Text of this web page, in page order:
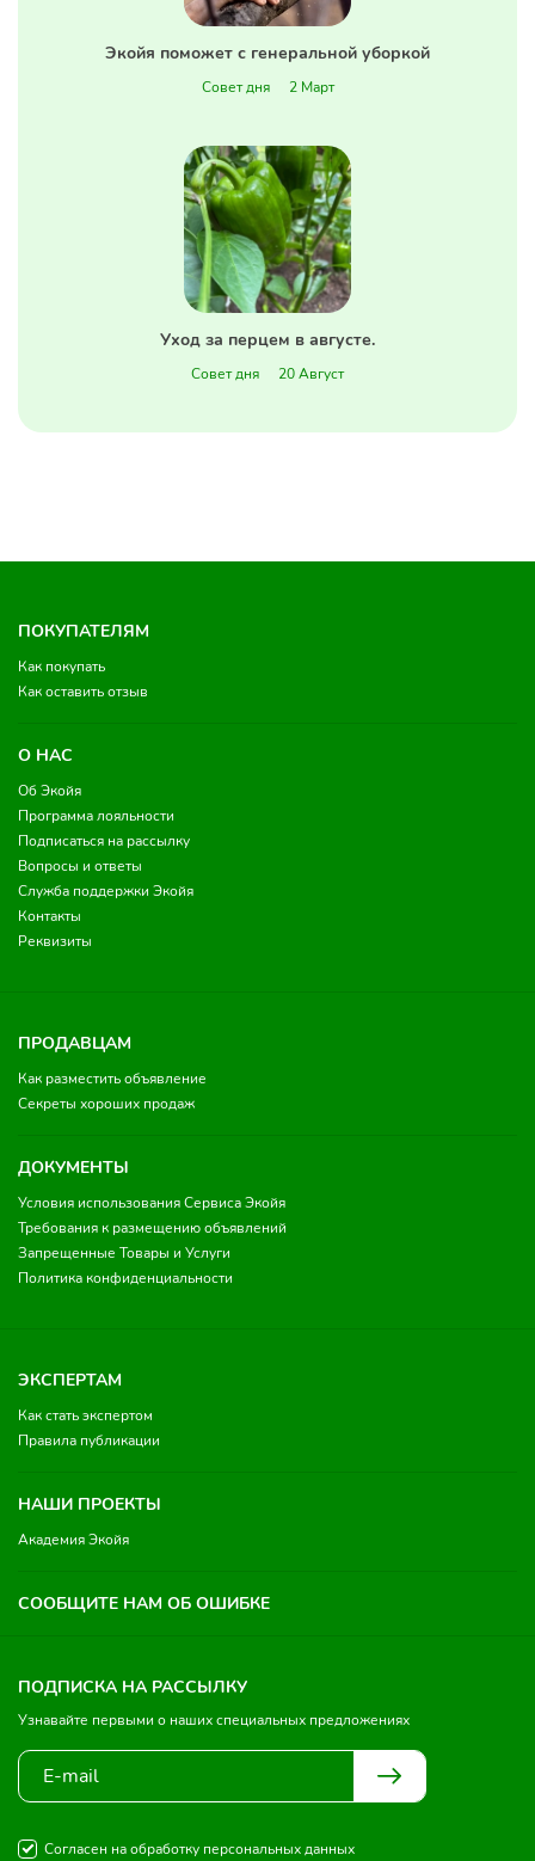
Экойя поможет с генеральной уборкой
Совет дня 2 Март
Уход за перцем в августе.
Совет дня 20 Август
ПОКУПАТЕЛЯМ
Как покупать
Как оставить отзыв
О НАС
Об Экойя
Программа лояльности
Подписаться на рассылку
Вопросы и ответы
Служба поддержки Экойя
Контакты
Реквизиты
ПРОДАВЦАМ
Как разместить объявление
Секреты хороших продаж
ДОКУМЕНТЫ
Условия использования Сервиса Экойя
Требования к размещению объявлений
Запрещенные Товары и Услуги
Политика конфиденциальности
ЭКСПЕРТАМ
Как стать экспертом
Правила публикации
НАШИ ПРОЕКТЫ
Академия Экойя
СООБЩИТЕ НАМ ОБ ОШИБКЕ
ПОДПИСКА НА РАССЫЛКУ
Узнавайте первыми о наших специальных предложениях
Согласен на обработку персональных данных